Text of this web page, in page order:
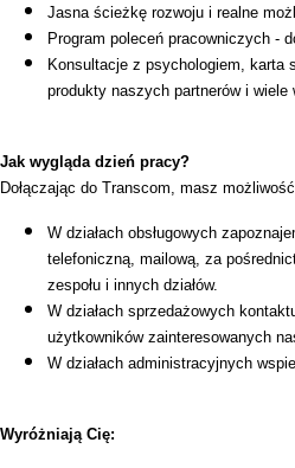
Jasna ścieżkę rozwoju i realne
Program poleceń pracowniczych -
Konsultacje z psychologiem, karta
produkty naszych partnerów i wiele
Jak wygląda dzień pracy?
Dołączając do Transcom, masz
W działach obsługowych
telefoniczną, mailową, za
zespołu i innych działów.
W działach sprzedażowych
użytkowników zainteresowanych
W działach administracyjnych
Wyróżniają Cię: